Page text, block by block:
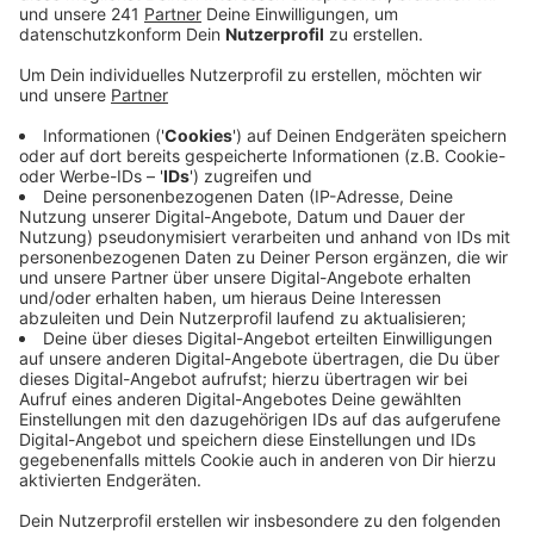
anderem die Stadt, das Gymnasium in Mechernich,
die Hilfsgruppe Eifel und Radio Euskirchen zu einer
Typisierungsaktion aufgerufen. Über 1.500
Menschen waren dem Aufruf gefolgt und hatten
Stammzellen bei dieser oder einer anderen
Typisierung gefunden wurden, ist noch nicht
bekannt. Es sei ein Glücksfall, dass ein genetischer
Zwilling für Max gefunden wurde, heißt es von der
Hilfsgruppe Eifel. Sie organisiert seit 1992
Typisierungen, dadurch haben sich seitdem rund
24.000 Menschen aus dem Kreis Euskirchen in die
Internationale Spender-Datei eintragen lassen.
Aus diesem Pool sind bislang 338 Menschen zu
Lebensrettern geworden - sie konnten
Leukämiekranken mit einer Stammzellenspende
helfen. Die Transplantation für Max soll an der
Bonner Uni-Klinik durchgeführt werden